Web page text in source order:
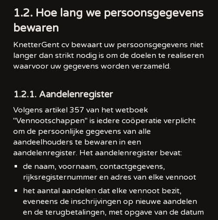
1.2. Hoe lang we persoonsgegevens
bewaren
KnetterGent cv bewaart uw persoonsgegevens niet
langer dan strikt nodig is om de doelen te realiseren
waarvoor uw gegevens worden verzameld.
1.2.1. Aandelenregister
Volgens artikel 357 van het wetboek
"Vennootschappen" is iedere coöperatie verplicht
om de persoonlijke gegevens van alle
aandeelhouders te bewaren in een
aandelenregister. Het aandelenregister bevat:
de naam, voornaam, contactgegevens,
rijksregisternummer en adres van elke vennoot
het aantal aandelen dat elke vennoot bezit,
eveneens de inschrijvingen op nieuwe aandelen
en de terugbetalingen, met opgave van de datum